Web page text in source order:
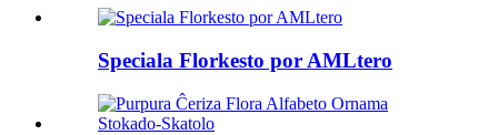
Speciala Florkesto por AMLtero